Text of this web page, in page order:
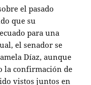
el pasado
que su
para una
el senador se
Díaz, aunque
la confirmación de
vistos juntos en